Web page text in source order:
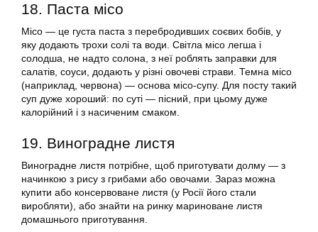
18. Паста місо
Місо — це густа паста з перебродивших соєвих бобів, у
яку додають трохи солі та води. Світла місо легша і
солодша, не надто солона, з неї роблять заправки для
салатів, соуси, додають у різні овочеві страви. Темна місо
(наприклад, червона) — основа місо-супу. Для посту такий
суп дуже хороший: по суті — пісний, при цьому дуже
калорійний і з насиченим смаком.
19. Виноградне листя
Виноградне листя потрібне, щоб приготувати долму — з
начинкою з рису з грибами або овочами. Зараз можна
купити або консервоване листя (у Росії його стали
виробляти), або знайти на ринку мариноване листя
домашнього приготування.